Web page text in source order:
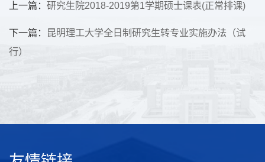
上一篇： 研究生院2018-2019第1学期硕士课表(正常排课)
下一篇：
昆明理工大学全日制研究生转专业实施办法（试
行）